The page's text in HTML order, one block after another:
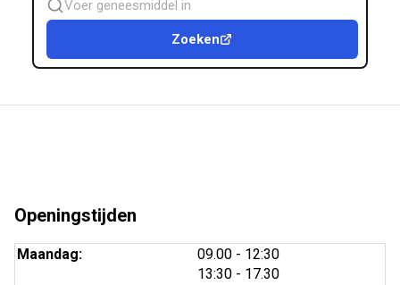
geneesmiddel
Zoeken
Openingstijden
Maandag: 09.00 tot
- 12:30
13:30 tot
- 17.30